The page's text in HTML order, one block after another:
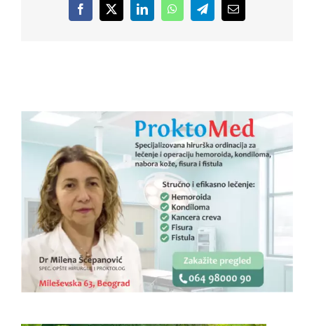
Facebook
X LinkedInWhatsAppTelegramEmail